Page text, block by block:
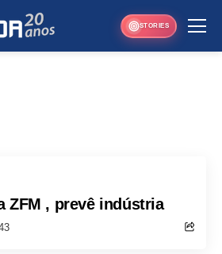
STORIES
ZFM , prevê indústria